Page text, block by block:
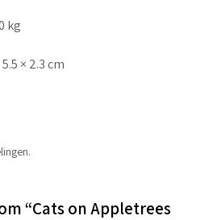
kg
5.5 × 2.3 cm
“Cats on Appletrees